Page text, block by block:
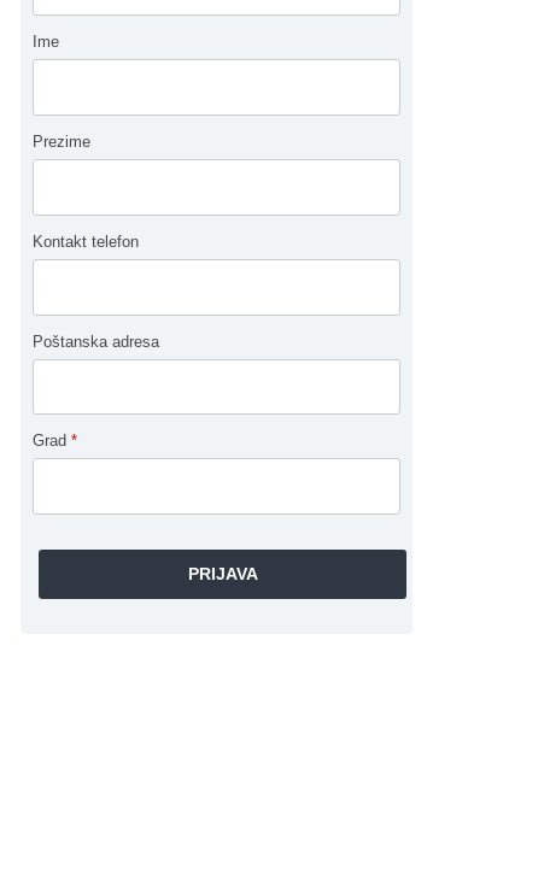
Ime
Prezime
Kontakt telefon
Poštanska adresa
Grad *